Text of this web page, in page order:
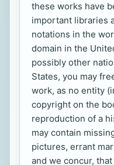
these works have
important libraries
notations in the
domain in the
possibly other
States, you may
work, as no entity
copyright on the
reproduction of a
may contain
pictures, errant
and we concur,